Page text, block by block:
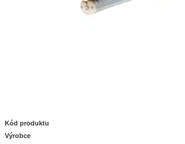
Kód produktu
Výrobce